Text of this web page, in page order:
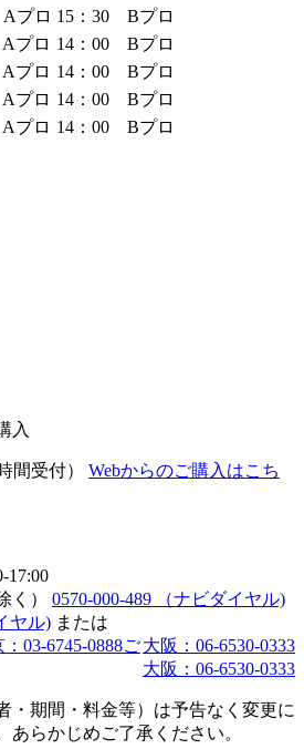
プロ 15：30 Bプロ
プロ 14：00 Bプロ
プロ 14：00 Bプロ
プロ 14：00 Bプロ
プロ 14：00 Bプロ
入
間受付）
Webからのご購入はこち
17:00
く）
0570-000-489
（ナビダイヤル)
ヤル) または
03-6745-0888
大阪：06-6530-0333
大阪：06-6530-0333
ご
・期間・料金等）は予告なく変更に
あらかじめご了承ください。